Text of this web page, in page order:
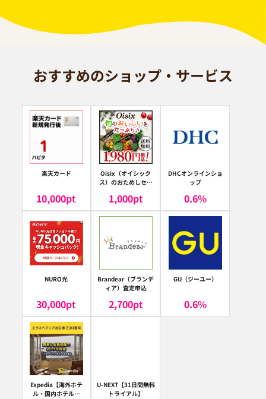
おすすめのショップ・サービス
楽天カード
10,000pt
Oisix（オイシック
ス）のおためしセッ
1,000pt
DHCオンラインショ
ップ
0.6%
NURO光
30,000pt
Brandear（ブランデ
ィア）査定申込
2,700pt
GU（ジーユー）
0.6%
Expedia【海外ホテ
ル・国内ホテル予
U-NEXT【31日間無料
トライアル】